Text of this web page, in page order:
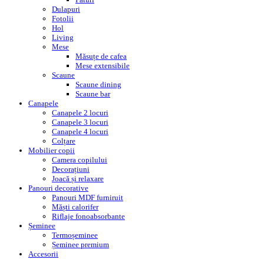
Dulapuri
Fotolii
Hol
Living
Mese
Măsuțe de cafea
Mese extensibile
Scaune
Scaune dining
Scaune bar
Canapele
Canapele 2 locuri
Canapele 3 locuri
Canapele 4 locuri
Colțare
Mobilier copii
Camera copilului
Decorațiuni
Joacă și relaxare
Panouri decorative
Panouri MDF furniruit
Măști calorifer
Riflaje fonoabsorbante
Șeminee
Termoșeminee
Șeminee premium
Accesorii